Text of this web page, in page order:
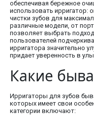
обеспечивая бережное
использовать ирригатор:
чистки зубов для
различные модели, от
позволяет выбрать
пользователей
ирригатора значительно
придает уверенность в
Какие
Ирригаторы для зубов
которых имеет свои
категории включают: